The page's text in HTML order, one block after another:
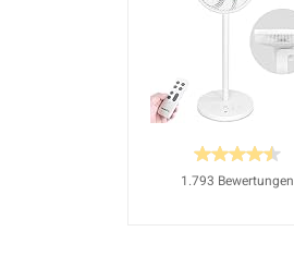
1.793 Bewertungen